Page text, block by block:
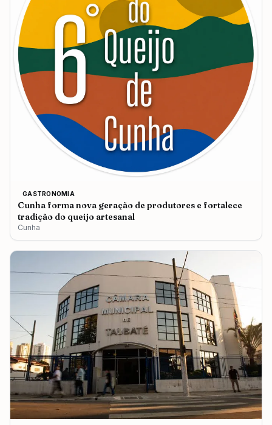
GASTRONOMIA
Cunha forma nova geração de produtores e fortalece
tradição do queijo artesanal
Cunha